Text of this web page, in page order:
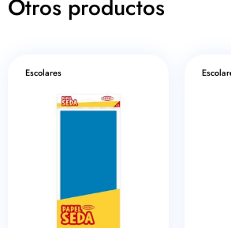
Otros productos
Escolares